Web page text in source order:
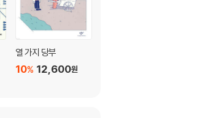
열 가지 당부
12,600원
10%